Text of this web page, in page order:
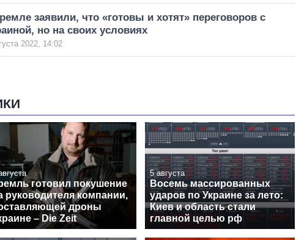
заявили, что «готовы и хотят» переговоров с
но на своих условиях
2022, 14:02
готовил покушение
руководителя компании,
дроны
– Die Zeit
5 августа
Восемь массированных
ударов по Украине за лето:
Киев и область стали
главной целью рф